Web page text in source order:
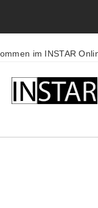
im INSTAR